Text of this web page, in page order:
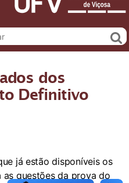
Legislação
Canais
dos
Definitivo
já estão disponíveis os
questões da prova do